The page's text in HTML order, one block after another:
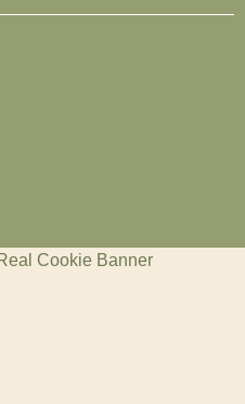
Cookie Banner